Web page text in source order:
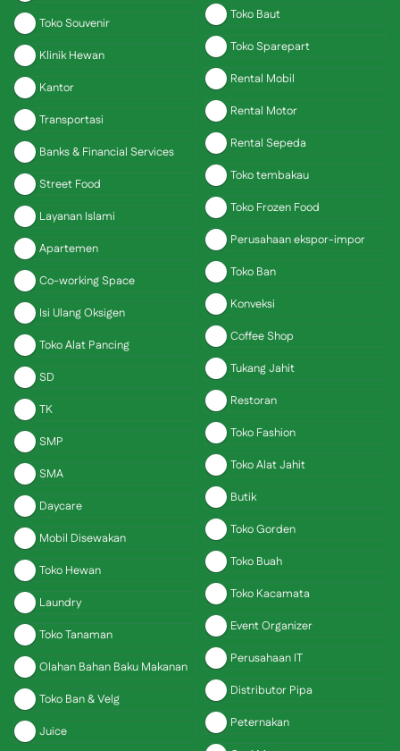
Toko Souvenir
Klinik Hewan
Kantor
Transportasi
Banks & Financial Services
Street Food
Layanan Islami
Apartemen
Co-working Space
Isi Ulang Oksigen
Toko Alat Pancing
SD
TK
SMP
SMA
Daycare
Mobil Disewakan
Toko Hewan
Laundry
Toko Tanaman
Olahan Bahan Baku Makanan
Toko Ban & Velg
Juice
Toko Baut
Toko Sparepart
Rental Mobil
Rental Motor
Rental Sepeda
Toko tembakau
Toko Frozen Food
Perusahaan ekspor-impor
Toko Ban
Konveksi
Coffee Shop
Tukang Jahit
Restoran
Toko Fashion
Toko Alat Jahit
Butik
Toko Gorden
Toko Buah
Toko Kacamata
Event Organizer
Perusahaan IT
Distributor Pipa
Peternakan